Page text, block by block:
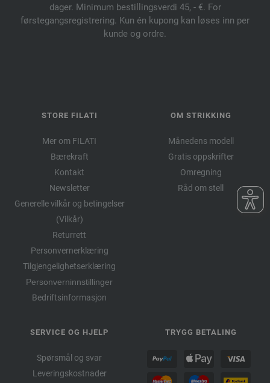
dager. Minimum bestillingsverdi 45, - €. For
førstegangsregistrering. Kun én kupong kan løses inn per
kunde og ordre.
STORE FILATI
Mer om FILATI
Bærekraft
Kontakt
Newsletter
Generelle vilkår og betingelser
(Vilkår)
Returrett
Personvernerklæring
Tilgjengelighetserklæring
Personverninnstillinger
Bedriftsinformasjon
OM STRIKKING
Månedens modell
Gratis oppskrifter
Omregning
Råd om stell
SERVICE OG HJELP
Spørsmål og svar
Leveringskostnader
TRYGG BETALING